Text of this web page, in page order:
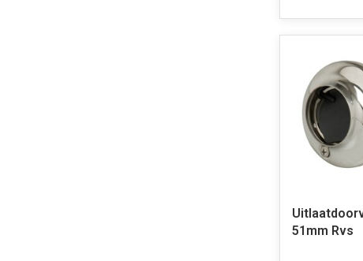
51mm Rvs